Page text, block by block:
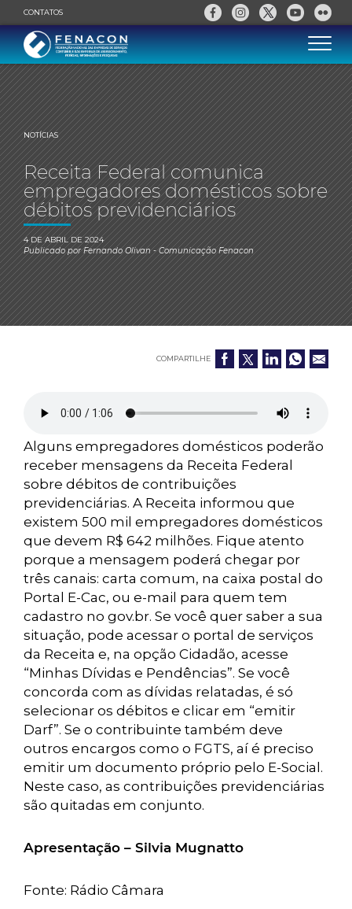
CONTATOS
NOTÍCIAS
Receita Federal comunica
empregadores domésticos sobre
débitos previdenciários
4 DE ABRIL DE 2024
Publicado porFernando Olivan- Comunicação Fenacon
COMPARTILHE
Alguns empregadores domésticos poderão
receber mensagens da Receita Federal
sobre débitos de contribuições
previdenciárias. A Receita informou que
existem 500 mil empregadores domésticos
que devem R$ 642 milhões. Fique atento
porque a mensagem poderá chegar por
três canais: carta comum, na caixa postal do
Portal E-Cac, ou e-mail para quem tem
cadastro no gov.br. Se você quer saber a sua
situação, pode acessar o portal de serviços
da Receita e, na opção Cidadão, acesse
“Minhas Dívidas e Pendências”. Se você
concorda com as dívidas relatadas, é só
selecionar os débitos e clicar em “emitir
Darf”. Se o contribuinte também deve
outros encargos como o FGTS, aí é preciso
emitir um documento próprio pelo E-Social.
Neste caso, as contribuições previdenciárias
são quitadas em conjunto.
Apresentação – Silvia Mugnatto
Fonte: Rádio Câmara